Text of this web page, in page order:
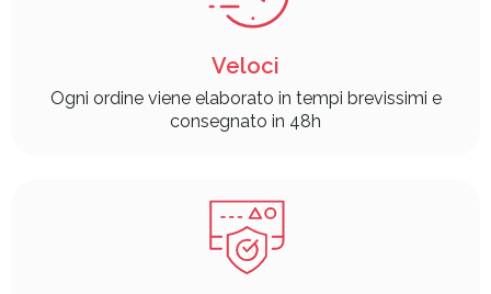
Veloci
Ogni ordine viene elaborato in tempi brevissimi e
consegnato in 48h